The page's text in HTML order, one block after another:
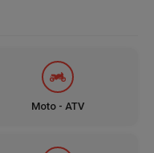
Moto - ATV